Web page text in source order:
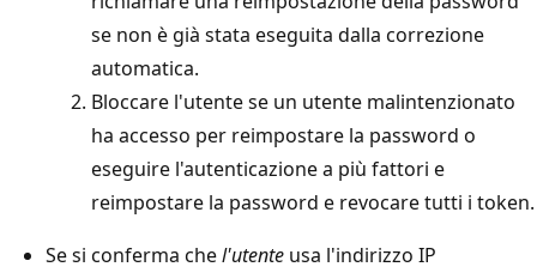
se non è già stata eseguita dalla correzione
automatica.
Bloccare l'utente se un utente malintenzionato
ha accesso per reimpostare la password o
eseguire l'autenticazione a più fattori e
reimpostare la password e revocare tutti i token.
Se si conferma chel'utente usa l'indirizzo IP